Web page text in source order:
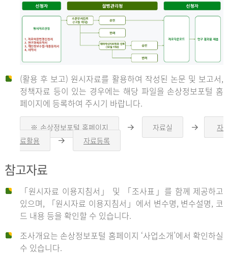
신
청
자
신
청
자
는
1.
자
(활용 후 보고) 원시자료를 활용하여 작성된 논문 및 보고서,
정책자료 등이 있는 경우에는 해당 파일을 손상정보포털 홈
페이지에 등록하여 주시기 바랍니다.
※ 손상정보포털 홈페이지
른
자료실
른
자
료활용
른
자료등록
참고자료
「원시자료 이용지침서」 및 「조사표」를 함께 제공하고
있으며, 「원시자료 이용지침서」에서 변수명, 변수설명, 코
드 내용 등을 확인할 수 있습니다.
조사개요는 손상정보포털 홈페이지 ‘사업소개’에서 확인하실
수 있습니다.